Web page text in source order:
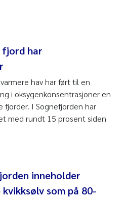
fjord har
hav har ført til en
i oksygenkonsentrasjoner en
fjorder. I Sognefjorden har
med rundt 15 prosent siden
inneholder
som på 80-